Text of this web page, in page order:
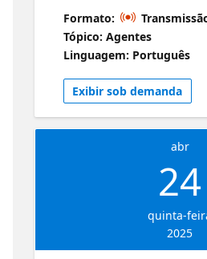
no dia a dia na criação de
pipelines de CI e CD no
GitHub, trazendo
dos workflows.
Formato:
Tópico: Agentes
Linguagem: Português
Exibir sob demanda
abr
24
quinta-
2025